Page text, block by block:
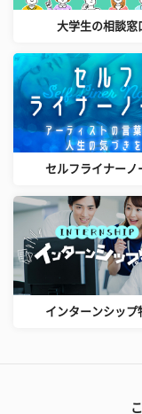
大学生の相談窓
セルフライナーノ
インターンシップ